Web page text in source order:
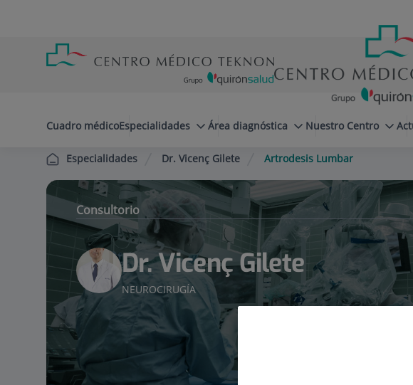
cabecera
Cuadro médicoEspecialidades Área diagnóstica Nuestro Centro
Especialidades Dr. Vicenç Gilete Artrodesis Lumbar
Consultorio
Dr. Vicenç Gilete
NEUROCIRUGÍA